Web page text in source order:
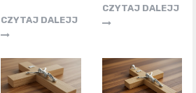
CZYTAJ DALEJJ
CZYTAJ DALEJJ